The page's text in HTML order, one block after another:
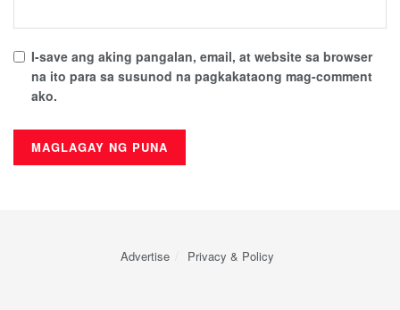
I-save ang aking pangalan, email, at website sa browser
na ito para sa susunod na pagkakataong mag-comment
ako.
Advertise Privacy & Policy